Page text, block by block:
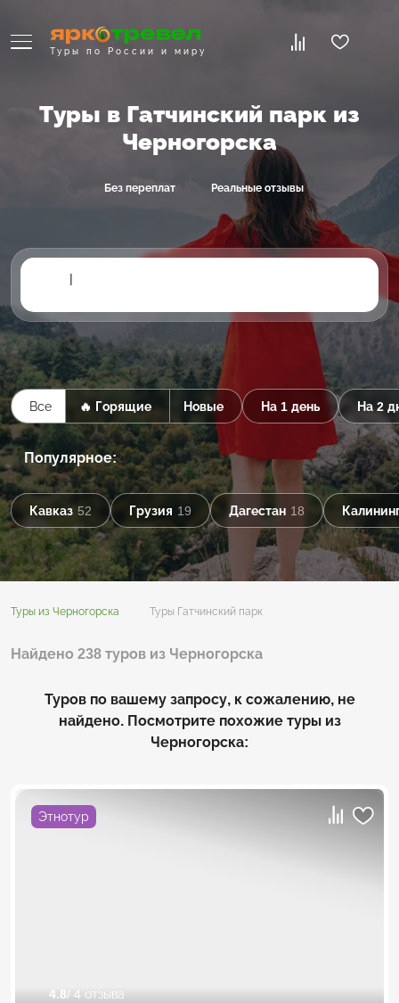
Туры по России и миру
Туры в Гатчинский парк из
Черногорска
Без переплат Реальные отзывы
|
Все 🔥 Горящие Новые На 1 день На 2
Популярное:
Кавказ 52 Грузия 19 Дагестан 18
Туры из Черногорска Туры Гатчинский парк
Найдено 238 туров из Черногорска
Туров по вашему запросу, к сожалению, не
найдено. Посмотрите похожие туры из
Черногорска:
Этнотур
4.8/ 4 отзыва